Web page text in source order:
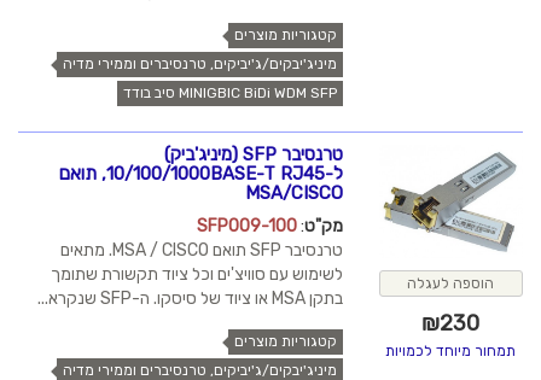
קטגוריות מוצרים
מיניג'יבקים/ג'יביקים, טרנסיברים וממירי מדיה
MINIGBIC BiDi WDM SFP סיב בודד
הוספה לעגלה
₪230
תמחור מיוחד לכמויות
טרנסיבר SFP (מיניג'ביק)
ל-10/100/1000BASE-T RJ45, תואם
MSA/CISCO
מק"ט:
SFP009-100
טרנסיבר SFP תואם MSA / CISCO. מתאים
לשימוש עם סוויצ'ים וכל ציוד תקשורת שתומך
בתקן MSA או ציוד של סיסקו. ה-SFP שנקרא...
קטגוריות מוצרים
מיניג'יבקים/ג'יביקים, טרנסיברים וממירי מדיה